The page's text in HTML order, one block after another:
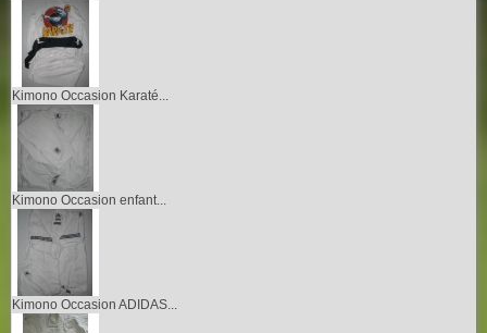
Kimono Occasion Karaté...
Kimono Occasion enfant...
Kimono Occasion ADIDAS...